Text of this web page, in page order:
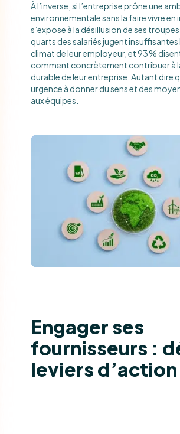
À l’inverse, si l’entreprise prône une
environnementale sans la faire vivre en
s’expose à la désillusion de ses
quarts des salariés jugent
climat de leur employeur​, et 93 %
comment concrètement contribuer à
durable de leur entreprise​. Autant dire
urgence à donner du sens et des
aux équipes.
Engager ses
fournisseurs :
leviers d’action